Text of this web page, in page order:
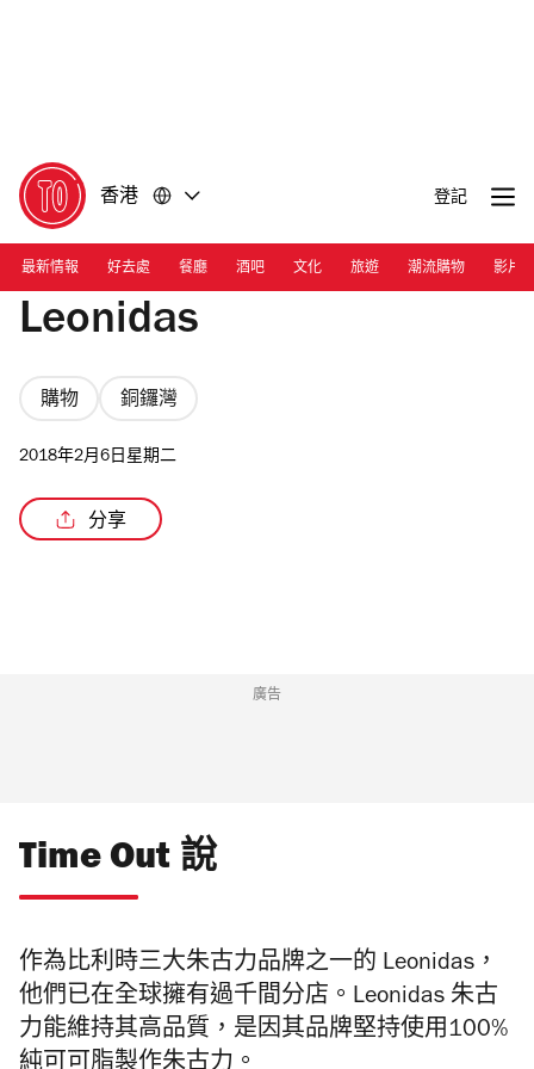
香港 登記
最新情報 好去處 餐廳 酒吧 文化 旅遊 潮流購物 影片
Leonidas
購物 銅鑼灣
2018年2月6日星期二
分享
廣告
Time Out 說
作為比利時三大朱古力品牌之一的 Leonidas，
他們已在全球擁有過千間分店。Leonidas 朱古
力能維持其高品質，是因其品牌堅持使用100%